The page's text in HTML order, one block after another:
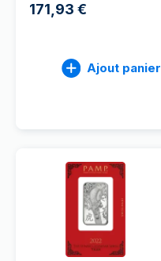
171,93 €
Ajout panier